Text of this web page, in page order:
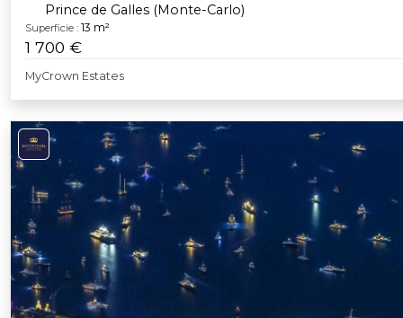
Prince de Galles (Monte-Carlo)
Superficie : 13 m²
1 700 €
MyCrown Estates